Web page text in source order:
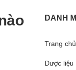
DANH
Trang chủ
Dược liệu